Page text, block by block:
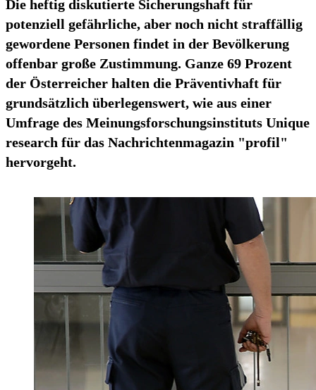
Die heftig diskutierte Sicherungshaft für
potenziell gefährliche, aber noch nicht straffällig
gewordene Personen findet in der Bevölkerung
offenbar große Zustimmung. Ganze 69 Prozent
der Österreicher halten die Präventivhaft für
grundsätzlich überlegenswert, wie aus einer
Umfrage des Meinungsforschungsinstituts Unique
research für das Nachrichtenmagazin "profil"
hervorgeht.